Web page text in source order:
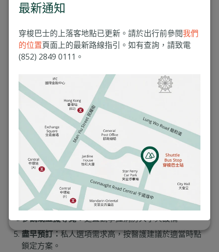
想改變您的分娩體驗，您可以這樣
準備
了解房型：釐清私人產房的供應與包含項目。
確認伴侶政策：
查詢留宿規則、提供物品及相關收
費。
預先溝通偏好：訪客安排、照明、檢查流程等。
參觀或虛擬導覽：更直觀掌握病房大小與設備。
盡早預訂：私人選項需求高，按醫護建議於適當時點
鎖定方案。
最新通知
穿梭巴士的上落客地點已更新。請於出行前參閱我們
的位置頁面上的最新路線指引。如有查詢，請致電
(852) 2849 0111。